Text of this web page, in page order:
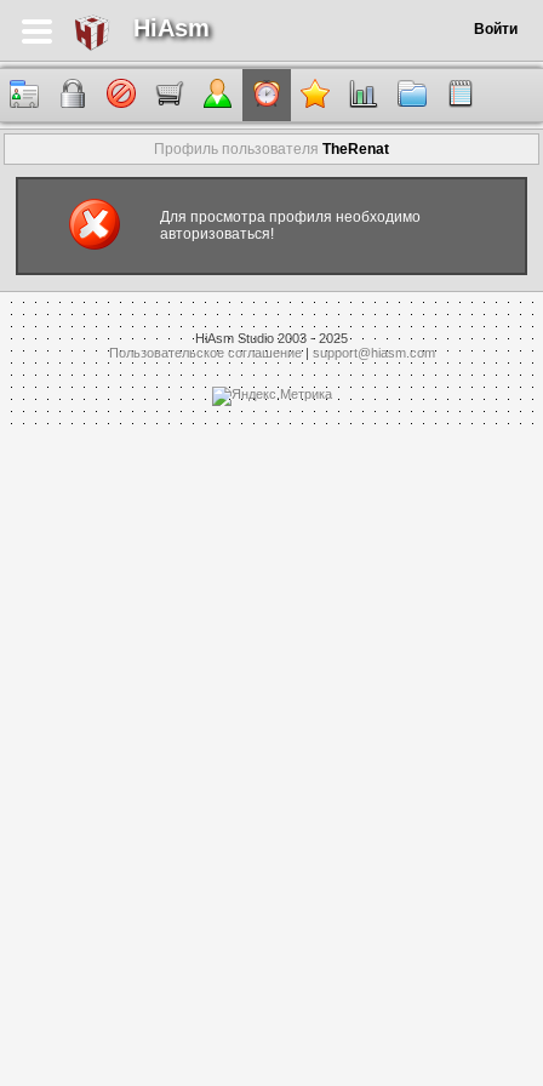
HiAsm Войти
Профиль пользователя TheRenat
Для просмотра профиля необходимо
авторизоваться!
HiAsm Studio 2003 - 2025
Пользовательское соглашение| support@hiasm.com